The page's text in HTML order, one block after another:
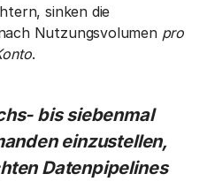
sinken die
Nutzungsvolumen pro
.
bis siebenmal
einzustellen,
Datenpipelines